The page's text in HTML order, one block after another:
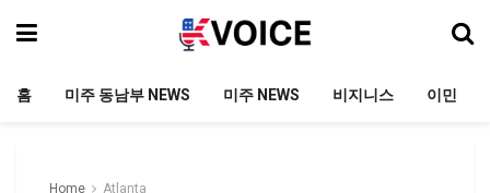
홈 미주 동남부 NEWS 미주 NEWS 비지니스 이민
Home Atlanta